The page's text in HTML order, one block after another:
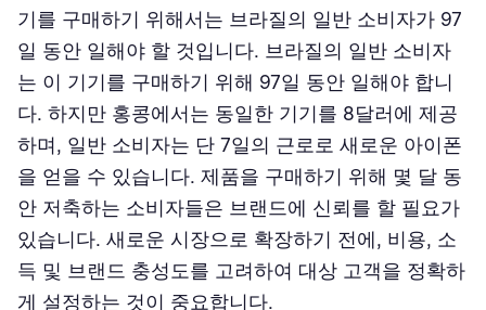
기를 구매하기 위해서는 브라질의 일반 소비자가 97
일 동안 일해야 할 것입니다. 브라질의 일반 소비자
는 이 기기를 구매하기 위해 97일 동안 일해야 합니
다. 하지만 홍콩에서는 동일한 기기를 8달러에 제공
하며, 일반 소비자는 단 7일의 근로로 새로운 아이폰
을 얻을 수 있습니다. 제품을 구매하기 위해 몇 달 동
안 저축하는 소비자들은 브랜드에 신뢰를 할 필요가
있습니다. 새로운 시장으로 확장하기 전에, 비용, 소
득 및 브랜드 충성도를 고려하여 대상 고객을 정확하
게 설정하는 것이 중요합니다.